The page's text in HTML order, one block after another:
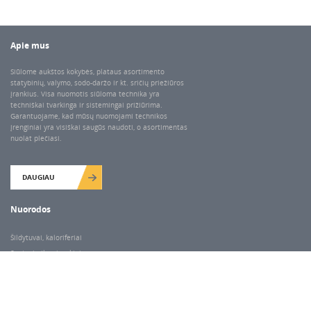
Apie mus
Siūlome aukštos kokybės, plataus asortimento
statybinių, valymo, sodo-daržo ir kt. sričių priežiūros
įrankius. Visa nuomotis siūloma technika yra
techniškai tvarkinga ir sistemingai prižiūrima.
Garantuojame, kad mūsų nuomojami technikos
įrenginiai yra visiškai saugūs naudoti, o asortimentas
nuolat plečiasi.
DAUGIAU
Nuorodos
Šildytuvai, kaloriferiai
Santechnikos įrankiai